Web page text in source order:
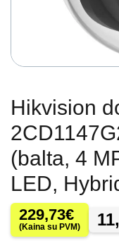
Hikvision
(balta, 4
LED,
229,73€
(Kaina su PVM)